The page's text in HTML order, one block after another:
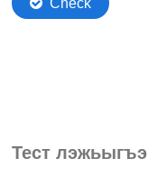
Тест лэжьыгъэ